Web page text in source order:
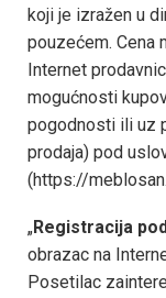
koji je izražen u
pouzećem. Cena
Internet
mogućnosti
pogodnosti ili uz
prodaja) pod
(https://
„Registracija
obrazac na
Posetilac